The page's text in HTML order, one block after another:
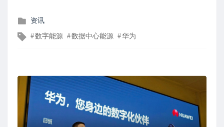
发
在
资讯
文数字能源 数据中心能源 华为